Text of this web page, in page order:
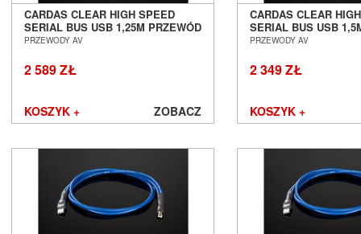
CARDAS CLEAR HIGH SPEED
SERIAL BUS USB 1,25M PRZEWÓD
USB AUDIO SALON POZNAŃ
PRZEWODY AV
2 589 ZŁ
KOSZYK + ZOBACZ
CARDAS CLEAR
SERIAL BUS USB
USB AUDIO SALON
PRZEWODY AV
2 349 ZŁ
KOSZYK +